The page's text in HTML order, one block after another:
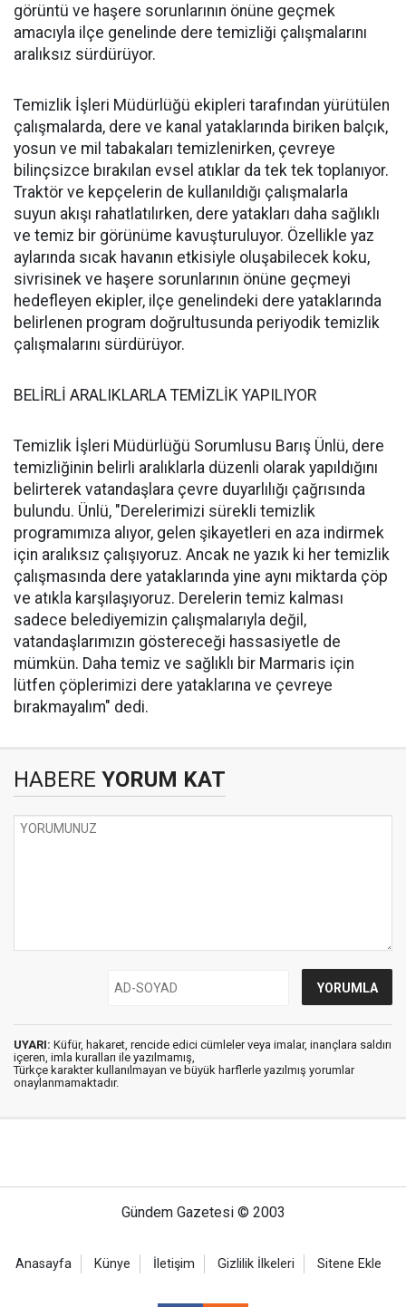
görüntü ve haşere sorunlarının önüne geçmek
amacıyla ilçe genelinde dere temizliği çalışmalarını
aralıksız sürdürüyor.
Temizlik İşleri Müdürlüğü ekipleri tarafından yürütülen
çalışmalarda, dere ve kanal yataklarında biriken balçık,
yosun ve mil tabakaları temizlenirken, çevreye
bilinçsizce bırakılan evsel atıklar da tek tek toplanıyor.
Traktör ve kepçelerin de kullanıldığı çalışmalarla
suyun akışı rahatlatılırken, dere yatakları daha sağlıklı
ve temiz bir görünüme kavuşturuluyor. Özellikle yaz
aylarında sıcak havanın etkisiyle oluşabilecek koku,
sivrisinek ve haşere sorunlarının önüne geçmeyi
hedefleyen ekipler, ilçe genelindeki dere yataklarında
belirlenen program doğrultusunda periyodik temizlik
çalışmalarını sürdürüyor.
BELİRLİ ARALIKLARLA TEMİZLİK YAPILIYOR
Temizlik İşleri Müdürlüğü Sorumlusu Barış Ünlü, dere
temizliğinin belirli aralıklarla düzenli olarak yapıldığını
belirterek vatandaşlara çevre duyarlılığı çağrısında
bulundu. Ünlü, "Derelerimizi sürekli temizlik
programımıza alıyor, gelen şikayetleri en aza indirmek
için aralıksız çalışıyoruz. Ancak ne yazık ki her temizlik
çalışmasında dere yataklarında yine aynı miktarda çöp
ve atıkla karşılaşıyoruz. Derelerin temiz kalması
sadece belediyemizin çalışmalarıyla değil,
vatandaşlarımızın göstereceği hassasiyetle de
mümkün. Daha temiz ve sağlıklı bir Marmaris için
lütfen çöplerimizi dere yataklarına ve çevreye
bırakmayalım" dedi.
HABERE YORUM KAT
UYARI: Küfür, hakaret, rencide edici cümleler veya imalar, inançlara saldırı
içeren, imla kuralları ile yazılmamış,
Türkçe karakter kullanılmayan ve büyük harflerle yazılmış yorumlar
onaylanmamaktadır.
Gündem Gazetesi © 2003
Anasayfa Künye İletişim Gizlilik İlkeleri Sitene Ekle